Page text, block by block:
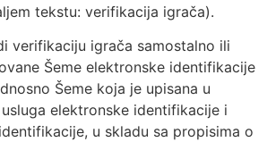
tekstu: verifikacija igrača).
verifikaciju igrača samostalno ili
Šeme elektronske identifikacije
Šeme koja je upisana u
elektronske identifikacije i
u skladu sa propisima o